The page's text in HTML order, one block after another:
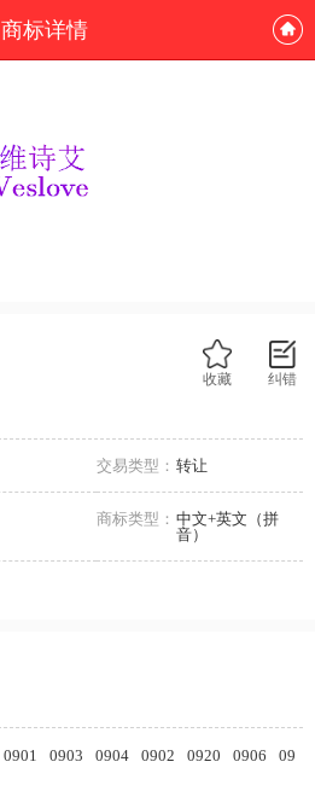
商标详情
纠错
收藏
交易类型： 转让
商标类型： 中文+英文（拼
音）
0901 0903 0904 0902 0920 0906
09